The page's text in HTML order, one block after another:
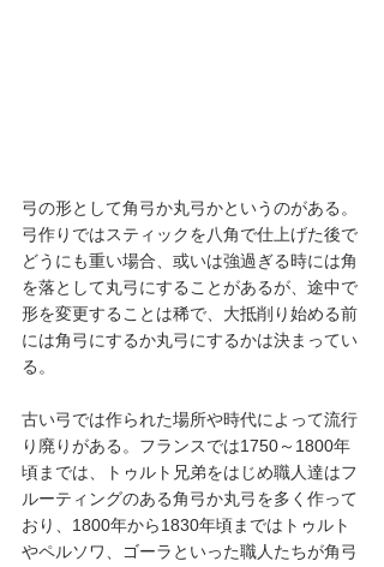
弓の形として角弓か丸弓かというのがある。
弓作りではスティックを八角で仕上げた後で
どうにも重い場合、或いは強過ぎる時には角
を落として丸弓にすることがあるが、途中で
形を変更することは稀で、大抵削り始める前
には角弓にするか丸弓にするかは決まってい
る。
古い弓では作られた場所や時代によって流行
り廃りがある。フランスでは1750～1800年
頃までは、トゥルト兄弟をはじめ職人達はフ
ルーティングのある角弓か丸弓を多く作って
おり、1800年から1830年頃まではトゥルト
やペルソワ、ゴーラといった職人たちが角弓